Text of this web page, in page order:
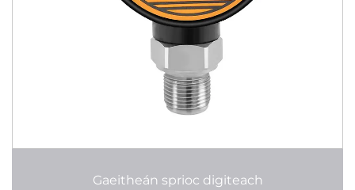
Gaeitheán sprioc digiteach